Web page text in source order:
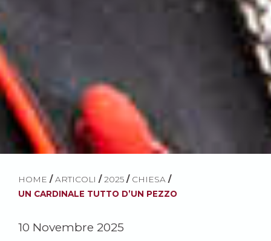
HOME / ARTICOLI / 2025 / CHIESA /
UN CARDINALE TUTTO D’UN PEZZO
10 Novembre 2025